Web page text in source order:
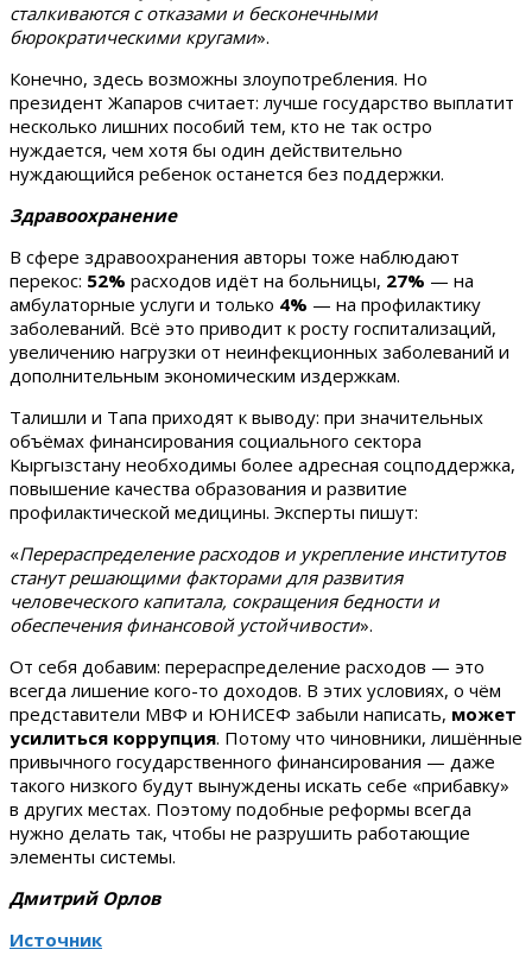
сталкиваются с отказами и бесконечными
бюрократическими кругами».
Конечно, здесь возможны злоупотребления. Но
президент Жапаров считает: лучше государство выплатит
несколько лишних пособий тем, кто не так остро
нуждается, чем хотя бы один действительно
нуждающийся ребенок останется без поддержки.
Здравоохранение
В сфере здравоохранения авторы тоже наблюдают
перекос: 52% расходов идёт на больницы, 27% — на
амбулаторные услуги и только 4% — на профилактику
заболеваний. Всё это приводит к росту госпитализаций,
увеличению нагрузки от неинфекционных заболеваний и
дополнительным экономическим издержкам.
Талишли и Тапа приходят к выводу: при значительных
объёмах финансирования социального сектора
Кыргызстану необходимы более адресная соцподдержка,
повышение качества образования и развитие
профилактической медицины. Эксперты пишут:
«Перераспределение расходов и укрепление институтов
станут решающими факторами для развития
человеческого капитала, сокращения бедности и
обеспечения финансовой устойчивости».
От себя добавим: перераспределение расходов — это
всегда лишение кого-то доходов. В этих условиях, о чём
представители МВФ и ЮНИСЕФ забыли написать, может
усилиться коррупция. Потому что чиновники, лишённые
привычного государственного финансирования — даже
такого низкого будут вынуждены искать себе «прибавку»
в других местах. Поэтому подобные реформы всегда
нужно делать так, чтобы не разрушить работающие
элементы системы.
Дмитрий Орлов
Источник